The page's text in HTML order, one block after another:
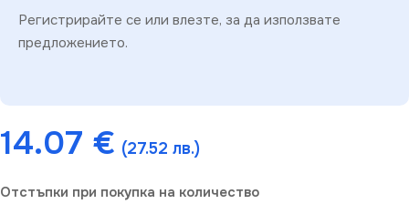
Регистрирайте се или влезте, за да използвате
предложението.
14.07 € (27.52 лв.)
Отстъпки при покупка на количество